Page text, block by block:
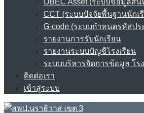
OBEC Asset (ระบบข้อมูลสิ
CCT (ระบบปัจจัยพื้นฐานนักเ
G-code (ระบบกำหนดรหัสปร
รายงานการรับนักเรียน
รายงานระบบบัญชีโรงเรียน
ระบบบริหารจัดการข้อมูล โร
ติดต่อเรา
เข้าสู่ระบบ